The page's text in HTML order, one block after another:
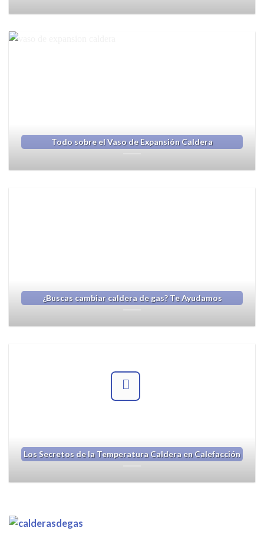
Todo sobre el Vaso de Expansión Caldera
¿Buscas cambiar caldera de gas? Te Ayudamos
Los Secretos de la Temperatura Caldera en Calefacción